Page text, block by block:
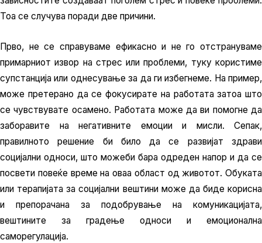
Тоа се случува поради две причини.
Прво, не се справуваме ефикасно и не го отстрануваме
примарниот извор на стрес или проблеми, туку користиме
супстанција или однесување за да ги избегнеме. На пример,
може претерано да се фокусирате на работата затоа што
се чувствувате осамено. Работата може да ви помогне да
заборавите на негативните емоции и мисли. Сепак,
правилното решение би било да се развијат здрави
социјални односи, што можеби бара одреден напор и да се
посвети повеќе време на оваа област од животот. Обуката
или терапијата за социјални вештини може да биде корисна
и препорачана за подобрување на комуникацијата,
вештините за градење односи и емоционална
саморегулација.